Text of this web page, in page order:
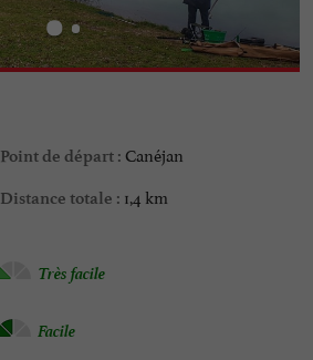
Point de départ : Canéjan
Distance totale : 1,4 km
Très facile
Facile